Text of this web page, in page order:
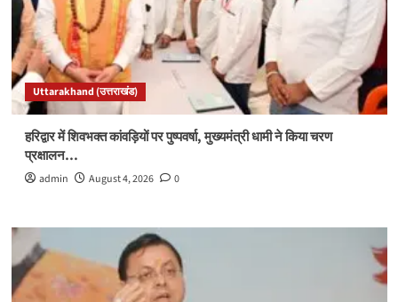
Uttarakhand (उत्तराखंड)
हरिद्वार में शिवभक्त कांवड़ियों पर पुष्पवर्षा, मुख्यमंत्री धामी ने किया चरण
प्रक्षालन…
admin August 4, 2026 0